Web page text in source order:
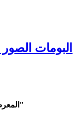
البومات الصور
المعرض الفني جسر الزرقاء - "قصة بلد على البحر"